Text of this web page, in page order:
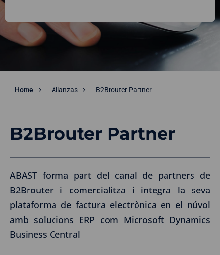
Home Alianzas B2Brouter Partner
B2Brouter Partner
ABAST forma part del canal de partners de
B2Brouter i comercialitza i integra la seva
plataforma de factura electrònica en el núvol
amb solucions ERP com Microsoft Dynamics
Business Central